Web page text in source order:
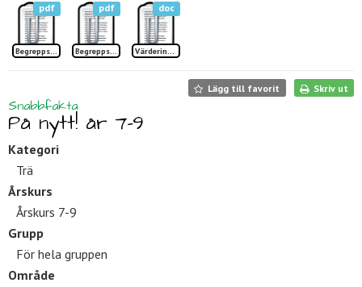
pdf
Begreppslista 1 På nytt TP
pdf
Begreppslista 2 På nytt TP
doc
Värdering På nytt!
Lägg till favorit Skriv ut
Snabbfakta
På nytt! år 7-9
Kategori
Trä
Årskurs
Årskurs 7-9
Grupp
För hela gruppen
Område